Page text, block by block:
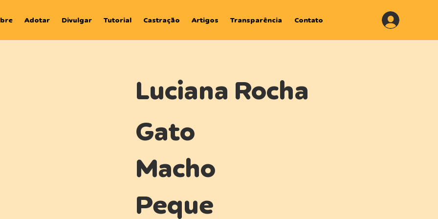
Adotar Divulgar Tutorial Castração Artigos Transparência Contato
Luciana Rocha
Gato
Macho
Peque